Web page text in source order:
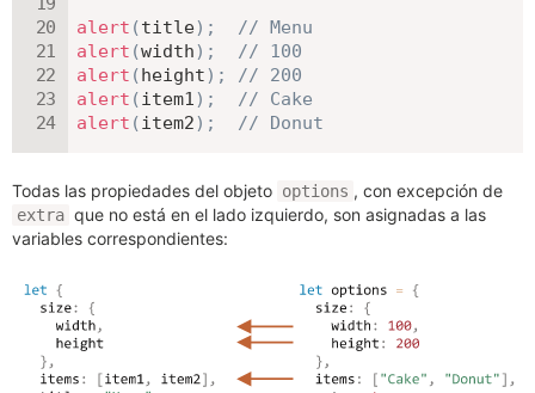
alert (title) ;
// Menu
alert (width) ;
// 100
alert (height) ;
// 200
alert (item1) ;
// Cake
alert (item2) ; // Donut
Todas las propiedades del objeto options , con excepción de
extra que no está en el lado izquierdo, son asignadas a las
variables correspondientes: